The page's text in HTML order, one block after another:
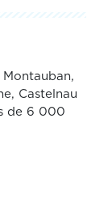
Castelnau
de 6 000